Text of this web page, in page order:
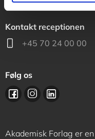
Kontakt receptionen
+45 70 24 00 00
Følg os
Akademisk Forlag er